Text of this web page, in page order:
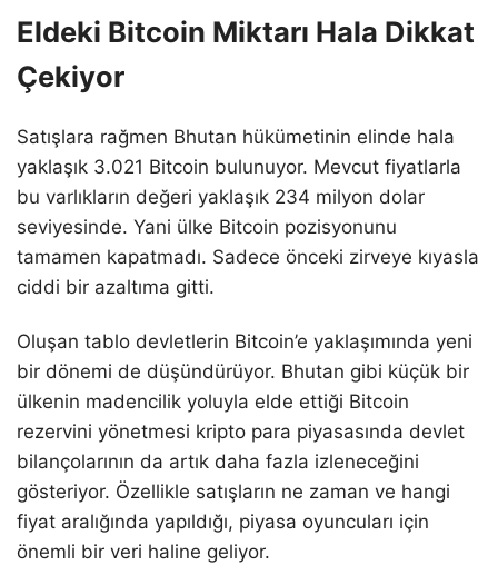
Eldeki Bitcoin Miktarı Hala Dikkat
Çekiyor
Satışlara rağmen Bhutan hükümetinin elinde hala
yaklaşık 3.021 Bitcoin bulunuyor. Mevcut fiyatlarla
bu varlıkların değeri yaklaşık 234 milyon dolar
seviyesinde. Yani ülke Bitcoin pozisyonunu
tamamen kapatmadı. Sadece önceki zirveye kıyasla
ciddi bir azaltıma gitti.
Oluşan tablo devletlerin Bitcoin’e yaklaşımında yeni
bir dönemi de düşündürüyor. Bhutan gibi küçük bir
ülkenin madencilik yoluyla elde ettiği Bitcoin
rezervini yönetmesi kripto para piyasasında devlet
bilançolarının da artık daha fazla izleneceğini
gösteriyor. Özellikle satışların ne zaman ve hangi
fiyat aralığında yapıldığı, piyasa oyuncuları için
önemli bir veri haline geliyor.